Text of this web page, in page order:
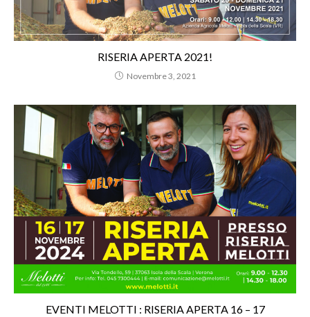
RISERIA APERTA 2021!
Novembre 3, 2021
EVENTI MELOTTI : RISERIA APERTA 16 – 17